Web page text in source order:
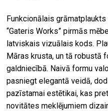
Funkcionālais grāmatplaukts
“Gateris Works” pirmās
latviskais vizuālais kods.
Māras krusta, un tā robustā
galdniecībā. Naivā formu
pasniegt elegantā veidā,
pazīstamai estētikai, kas
novitātes meklējumiem